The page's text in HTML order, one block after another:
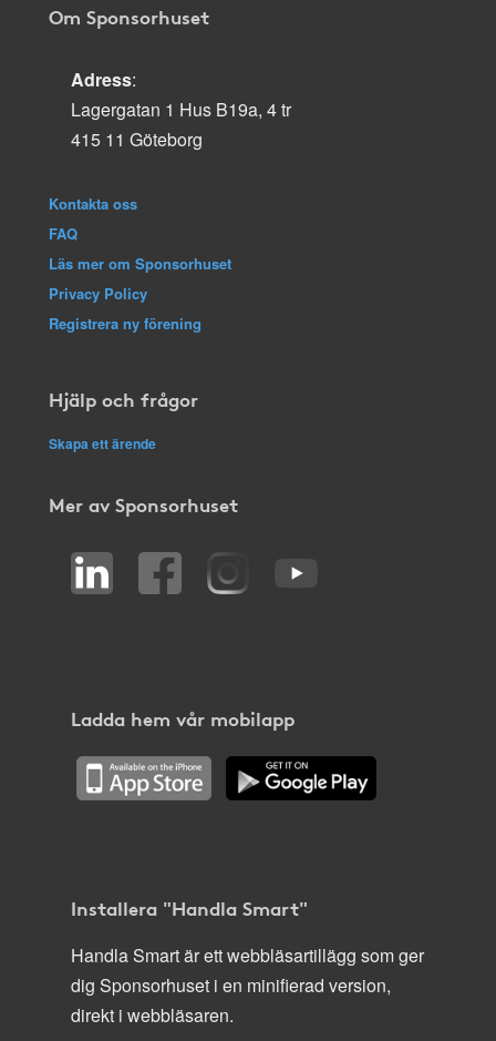
Om Sponsorhuset
Adress:
Lagergatan 1 Hus B19a, 4 tr
415 11 Göteborg
Kontakta oss
FAQ
Läs mer om Sponsorhuset
Privacy Policy
Registrera ny förening
Hjälp och frågor
Skapa ett ärende
Mer av Sponsorhuset
Ladda hem vår mobilapp
Installera "Handla Smart"
Handla Smart är ett webbläsartillägg som ger
dig Sponsorhuset i en minifierad version,
direkt i webbläsaren.